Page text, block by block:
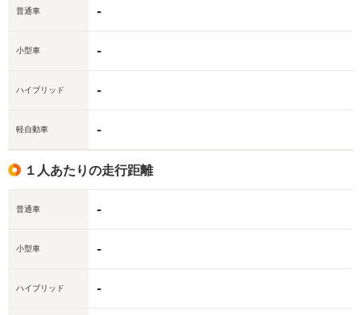
普通車 -
小型車 -
ハイブリッド -
軽自動車 -
１人あたりの走行距離
普通車 -
小型車 -
ハイブリッド -